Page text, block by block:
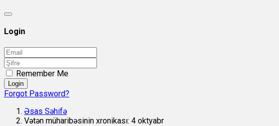
Login
Remember Me
Login
Forgot Password?
Əsas Səhifə
Vətən müharibəsinin xronikası: 4 oktyabr